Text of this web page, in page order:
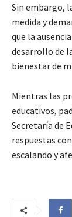
Sin embargo,
medida y
que la
desarrollo de
bienestar de
Mientras las
educativos,
Secretaría de
respuestas
escalando y